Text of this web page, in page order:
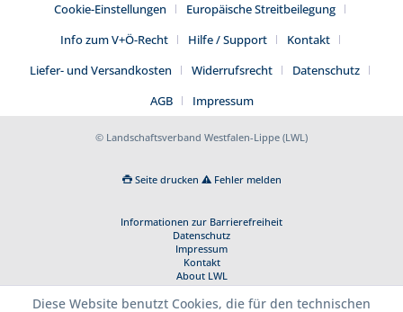
Cookie-Einstellungen
Europäische Streitbeilegung
Info zum V+Ö-Recht
Hilfe / Support
Kontakt
Liefer- und Versandkosten
Widerrufsrecht
Datenschutz
AGB
Impressum
© Landschaftsverband Westfalen-Lippe (LWL)
Seite drucken Fehler melden
Informationen zur Barrierefreiheit
Datenschutz
Impressum
Kontakt
About LWL
Diese Website benutzt Cookies, die für den technischen